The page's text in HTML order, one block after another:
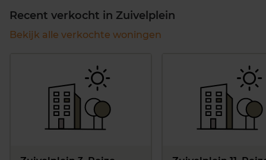
Recent verkocht in Zuivelplein
Bekijk alle verkochte woningen